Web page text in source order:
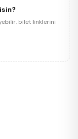
bilet linklerini